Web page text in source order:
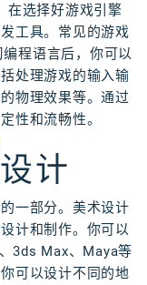
在选择好游戏引擎
工具。常见的游戏
程语言后，你可以
处理游戏的输入输
物理效果等。通过
性和流畅性。
计
一部分。美术设计
计和制作。你可以
3ds Max、Maya等
可以设计不同的地